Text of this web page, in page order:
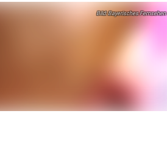
Bayerisches Fernsehen